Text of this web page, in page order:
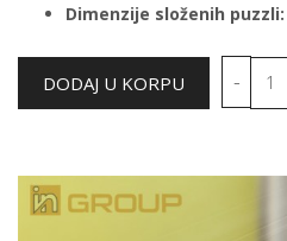
Dimenzije složenih puzzli: